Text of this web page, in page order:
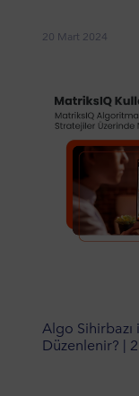
20 Mart 2024
Algo
Düzenlenir? | 2